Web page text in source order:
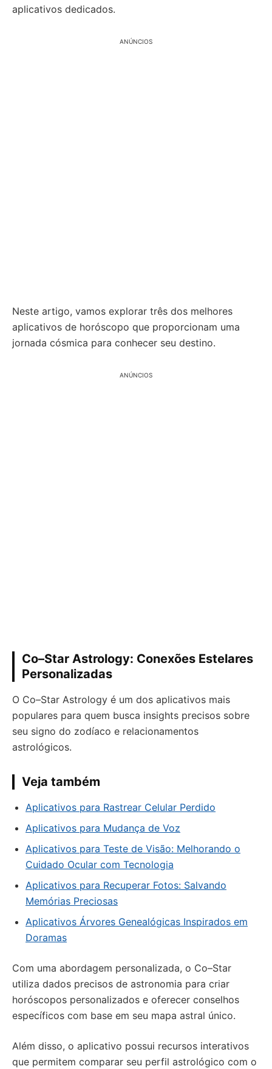
aplicativos dedicados.
ANÚNCIOS
Neste artigo, vamos explorar três dos melhores
aplicativos de horóscopo que proporcionam uma
jornada cósmica para conhecer seu destino.
ANÚNCIOS
Co–Star Astrology: Conexões Estelares
Personalizadas
O Co–Star Astrology é um dos aplicativos mais
populares para quem busca insights precisos sobre
seu signo do zodíaco e relacionamentos
astrológicos.
Veja também
Aplicativos para Rastrear Celular Perdido
Aplicativos para Mudança de Voz
Aplicativos para Teste de Visão: Melhorando o
Cuidado Ocular com Tecnologia
Aplicativos para Recuperar Fotos: Salvando
Memórias Preciosas
Aplicativos Árvores Genealógicas Inspirados em
Doramas
Com uma abordagem personalizada, o Co–Star
utiliza dados precisos de astronomia para criar
horóscopos personalizados e oferecer conselhos
específicos com base em seu mapa astral único.
Além disso, o aplicativo possui recursos interativos
que permitem comparar seu perfil astrológico com o